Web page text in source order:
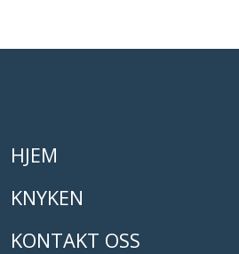
HJEM
KNYKEN
KONTAKT OSS